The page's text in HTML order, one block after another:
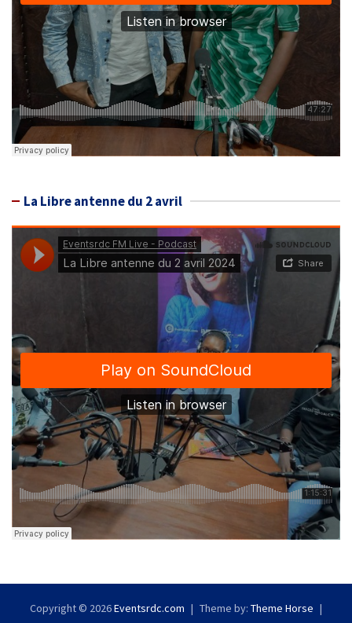
La Libre antenne du 2 avril
Copyright © 2026Eventsrdc.com Theme by: Theme Horse